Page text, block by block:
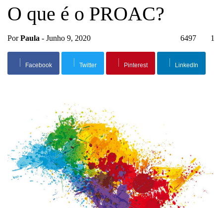
O que é o PROAC?
PorPaula - Junho 9, 2020 6497 1
Facebook Twitter Pinterest LinkedIn